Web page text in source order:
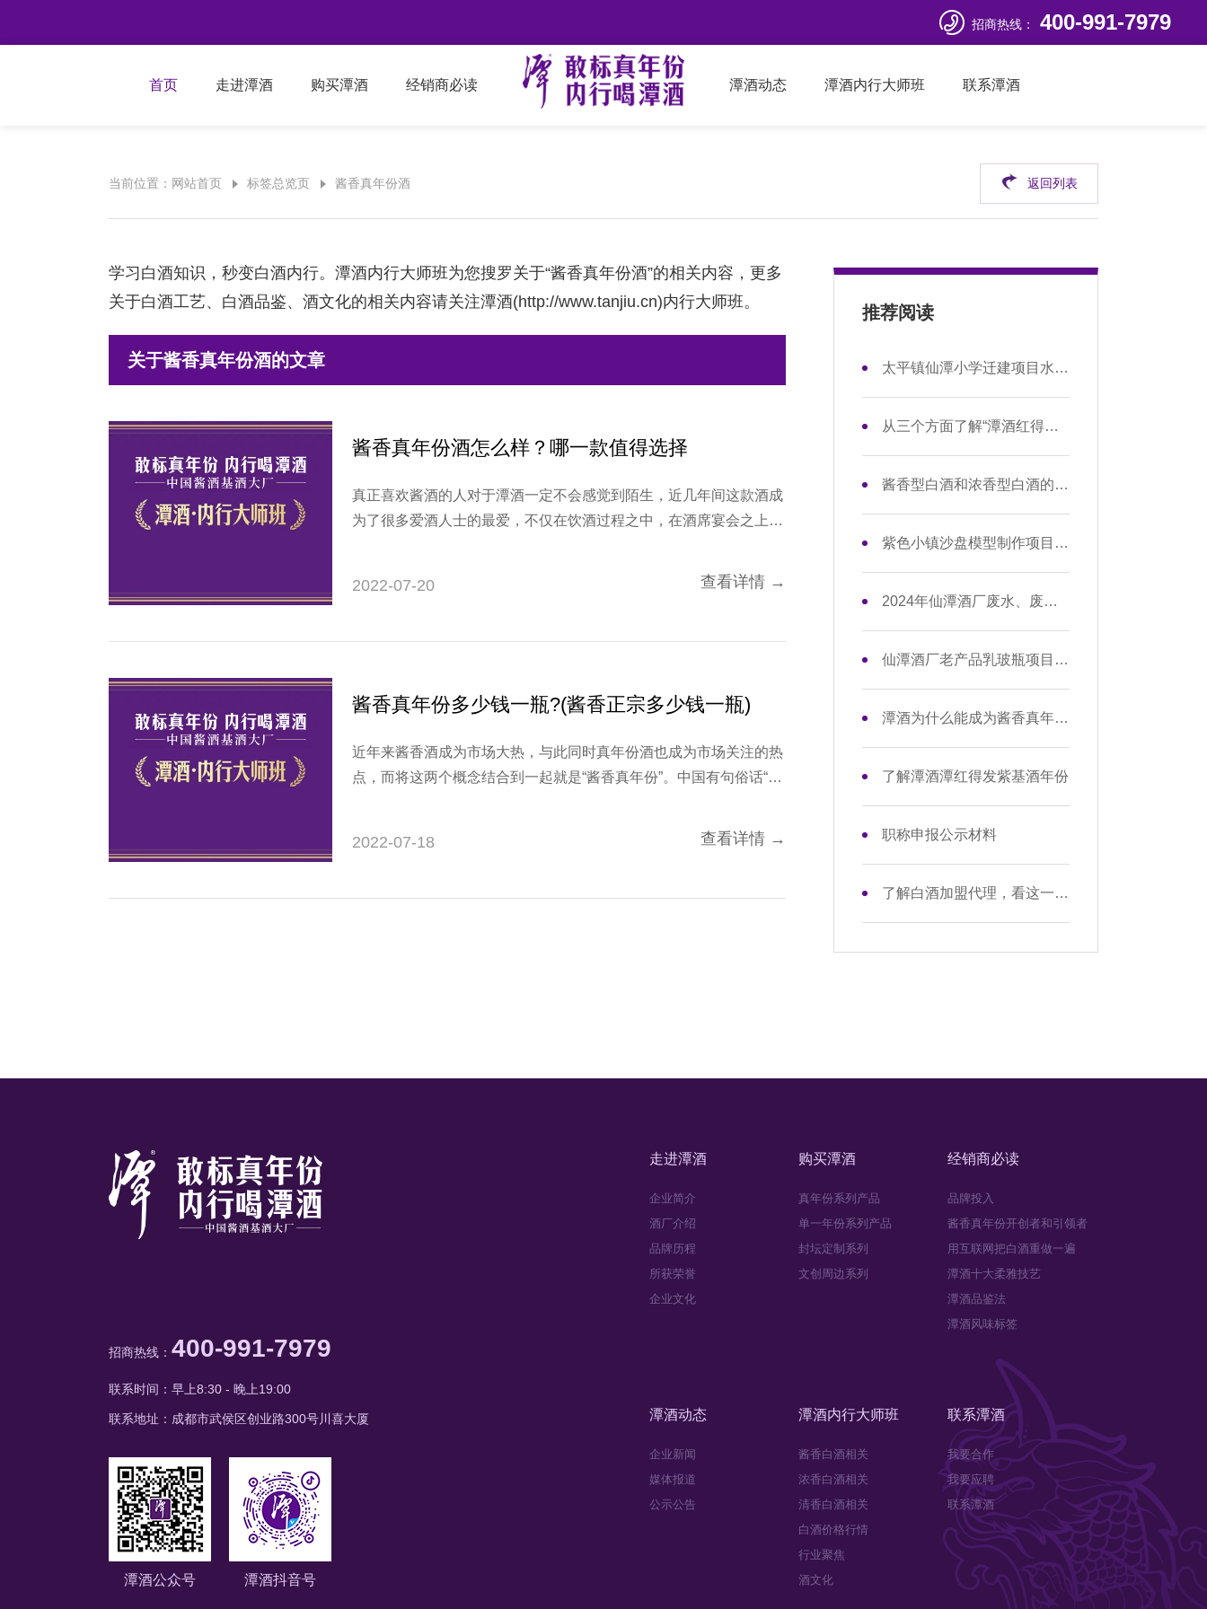
 招商热线： 400-991-7979
首页 走进潭酒 购买潭酒 经销商必读 潭酒动态 潭酒内行大师班 联系潭酒
当前位置： 网站首页 标签总览页 酱香真年份酒 返回列表
学习白酒知识，秒变白酒内行。潭酒内行大师班为您搜罗关于“酱香真年份酒”的相关内容，更多
关于白酒工艺、白酒品鉴、酒文化的相关内容请关注潭酒(http://www.tanjiu.cn)内行大师班。
关于酱香真年份酒的文章
酱香真年份酒怎么样？哪一款值得选择
真正喜欢酱酒的人对于潭酒一定不会感觉到陌生，近几年间这款酒成
为了很多爱酒人士的最爱，不仅在饮酒过程之中，在酒席宴会之上，
需，酱香真年份酒怎么样呢，哪一款更值得选择呢？购买潭酒过程之
中可以发现哪一款都有其魅力所在，而受到酒友
2022-07-20 查看详情 →
酱香真年份多少钱一瓶?(酱香正宗多少钱一瓶)
近年来酱香酒成为市场大热，与此同时真年份酒也成为市场关注的热
点，而将这两个概念结合到一起就是“酱香真年份”。中国有句俗话“酒
2022-07-18 查看详情 →
推荐阅读
太平镇仙潭小学迁建项目水电安装工程项目中标公示
从三个方面了解“潭酒红得发紫怎么样”
酱香型白酒和浓香型白酒的区别
紫色小镇沙盘模型制作项目招标公告
2024年仙潭酒厂废水、废气、固废1月监测数据信息公开
仙潭酒厂老产品乳玻瓶项目招标公告
潭酒为什么能成为酱香真年份的开创者和引领者？
了解潭酒潭红得发紫基酒年份
职称申报公示材料
了解白酒加盟代理，看这一篇带你避坑
招商热线： 400-991-7979
联系时间：早上8:30 - 晚上19:00
联系地址：成都市武侯区创业路300号川喜大厦
潭酒公众号 潭酒抖音号
走进潭酒
企业简介
酒厂介绍
品牌历程
所获荣誉
企业文化
购买潭酒
真年份系列产品
单一年份系列产品
封坛定制系列
文创周边系列
经销商必读
品牌投入
酱香真年份开创者和引领者
用互联网把白酒重做一遍
潭酒十大柔雅技艺
潭酒品鉴法
潭酒风味标签
潭酒动态
企业新闻
媒体报道
公示公告
潭酒内行大师班
酱香白酒相关
浓香白酒相关
清香白酒相关
白酒价格行情
行业聚焦
酒文化
联系潭酒
我要合作
我要应聘
联系潭酒